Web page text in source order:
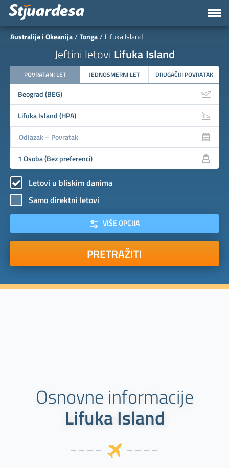
Australija i Okeanija Tonga Lifuka Island
Jeftini letovi Lifuka Island
POVRATANI LET JEDNOSMERNI LET DRUGAČIJI POVRATAK
Letovi u bliskim danima
Samo direktni letovi
VIŠE OPCIJA
PRETRAŽITI
Osnovne informacije
Lifuka Island